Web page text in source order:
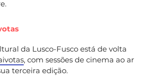
da Lusco-Fusco está de volta
, com sessões de cinema ao ar
terceira edição.